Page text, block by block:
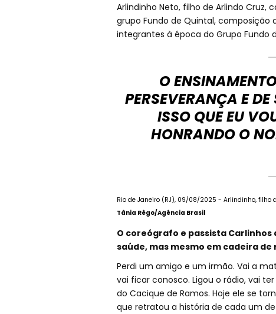
Arlindinho Neto, filho de Arlindo
grupo Fundo de Quintal, composição
integrantes à época do Grupo Fundo
O
PERSEVERANÇA E
ISSO QUE EU
HONRANDO O
Rio de Janeiro (RJ), 09/08/2025 - Arlindinho, filho
Tânia Rêgo/Agência Brasil
O coreógrafo e passista
saúde, mas mesmo em cadeira
Perdi um amigo e um irmão. Vai a
vai ficar conosco. Ligou o rádio, vai
do Cacique de Ramos. Hoje ele se
que retratou a história de cada um